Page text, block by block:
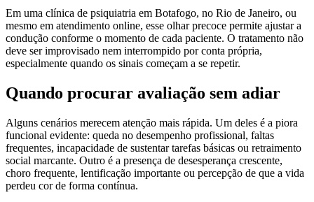
Em uma clínica de psiquiatria em Botafogo, no Rio de Janeiro, ou
mesmo em atendimento online, esse olhar precoce permite ajustar a
condução conforme o momento de cada paciente. O tratamento não
deve ser improvisado nem interrompido por conta própria,
especialmente quando os sinais começam a se repetir.
Quando procurar avaliação sem adiar
Alguns cenários merecem atenção mais rápida. Um deles é a piora
funcional evidente: queda no desempenho profissional, faltas
frequentes, incapacidade de sustentar tarefas básicas ou retraimento
social marcante. Outro é a presença de desesperança crescente,
choro frequente, lentificação importante ou percepção de que a vida
perdeu cor de forma contínua.